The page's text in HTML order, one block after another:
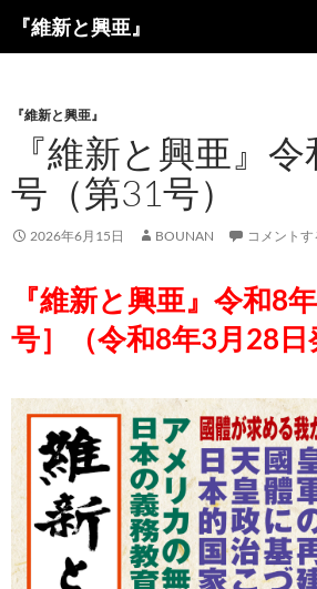
キ
『維新と興亜』
『維新と興亜』
『維新と興亜』
号（第31号）
2026年6月15日 BOUNAN コメントす
『維新と興亜』令和8
号］（令和8年3月28日